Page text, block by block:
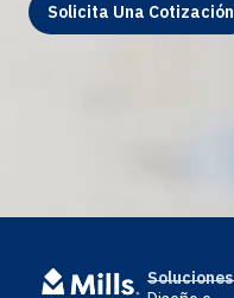
Solicita Una Cotización
Soluciones